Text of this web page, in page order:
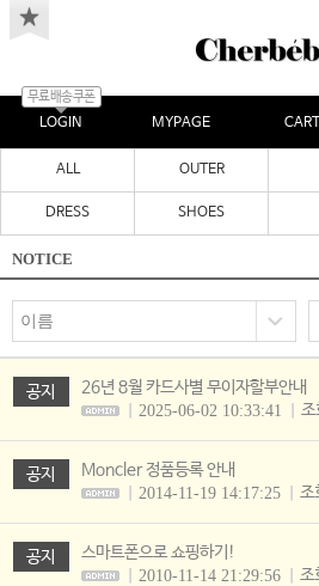
LOGIN
무료배송쿠폰
MYPAGE CART
ALL OUTER
DRESS SHOES
NOTICE
공지 26년 8월 카드사별 무이자할부안내
2025-06-02 10:33:41
공지 Moncler 정품등록 안내
2014-11-19 14:17:25 조
공지 스마트폰으로 쇼핑하기!
2010-11-14 21:29:56 조